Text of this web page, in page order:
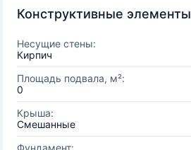
Конструктивные элементы
Несущие стены:
Кирпич
Площадь подвала, м²:
0
Крыша:
Смешанные
Фундамент: